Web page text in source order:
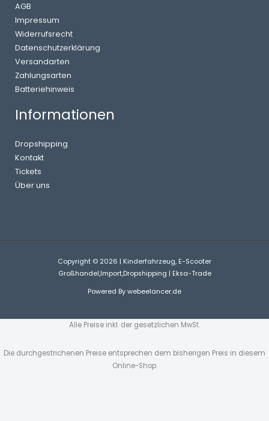
AGB
Impressum
Widerrufsrecht
Datenschutzerklärung
Versandarten
Zahlungsarten
Batteriehinweis
Informationen
Dropshipping
Kontakt
Tickets
Über uns
Copyright © 2026 | Kinderfahrzeug, E-Scooter
Großhandel,Import,Dropshipping | Eksa-Trade
Powered By webeelancer.de
Alle Preise inkl. der gesetzlichen MwSt.
Die durchgestrichenen Preise entsprechen dem bisherigen Preis in diesem
Online-Shop.